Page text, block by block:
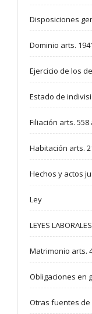
Disposiciones
Dominio arts.
Ejercicio de los
Estado de
Filiación arts. 558
Habitación arts.
Hechos y actos
Ley
LEYES LABORALES
Matrimonio arts.
Obligaciones en
Otras fuentes de